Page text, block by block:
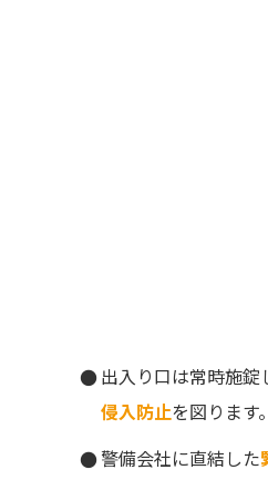
出入り口は常時施錠
侵入防止を図ります。
警備会社に直結した